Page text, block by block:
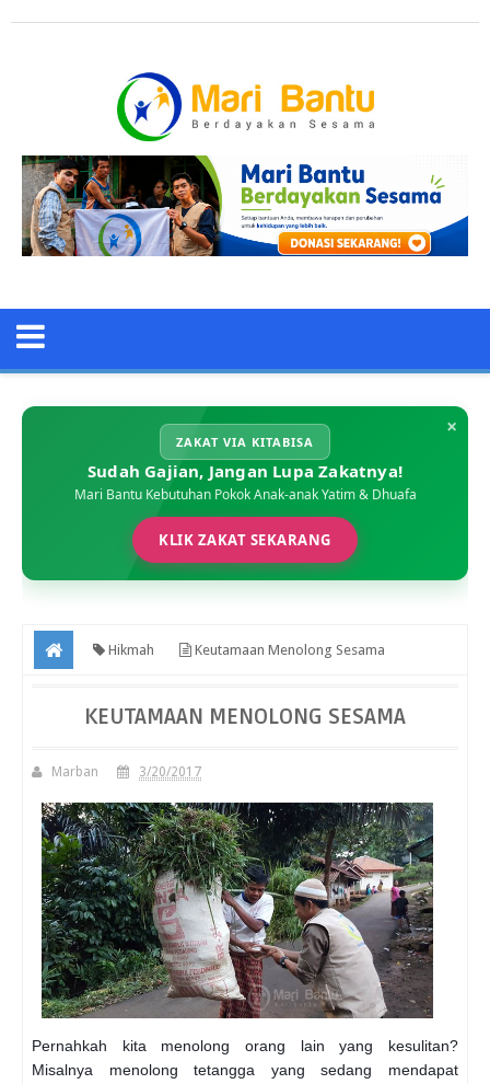
×
ZAKAT VIA KITABISA
Sudah Gajian, Jangan Lupa Zakatnya!
Mari Bantu Kebutuhan Pokok Anak-anak Yatim & Dhuafa
KLIK ZAKAT SEKARANG
Hikmah Keutamaan Menolong Sesama
KEUTAMAAN MENOLONG SESAMA
Marban 3/20/2017
Pernahkah kita menolong orang lain yang kesulitan?
Misalnya menolong tetangga yang sedang mendapat